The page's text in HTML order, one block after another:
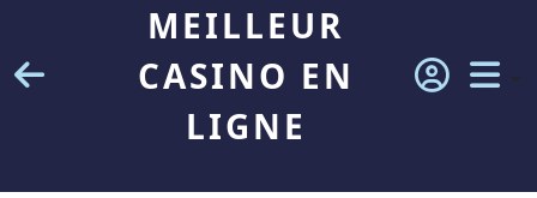
MEILLEUR
CASINO EN
LIGNE